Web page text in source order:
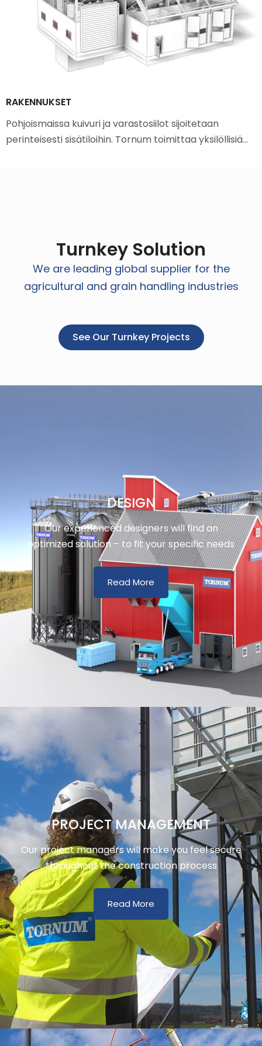
RAKENNUKSET
Pohjoismaissa kuivuri ja varastosiilot sijoitetaan
perinteisesti sisätiloihin. Tornum toimittaa yksilöllisiä…
Turnkey Solution
We are leading global supplier for the
agricultural and grain handling industries
See Our Turnkey Projects
DESIGN
Our experienced designers will find an
optimized solution – to fit your specific needs
Read More
PROJECT MANAGEMENT
Our project managers will make you feel secure
throughout the construction process
Read More